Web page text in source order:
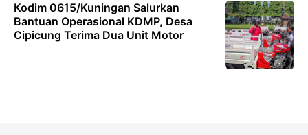
Kodim 0615/Kuningan Salurkan
Bantuan Operasional KDMP, Desa
Cipicung Terima Dua Unit Motor